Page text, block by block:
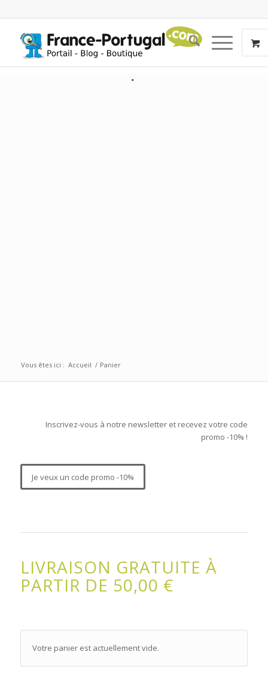
Vous êtes ici : Accueil / Panier
Inscrivez-vous à notre newsletter et recevez votre code
promo -10% !
Je veux un code promo -10%
LIVRAISON GRATUITE À
PARTIR DE 50,00 €
Votre panier est actuellement vide.